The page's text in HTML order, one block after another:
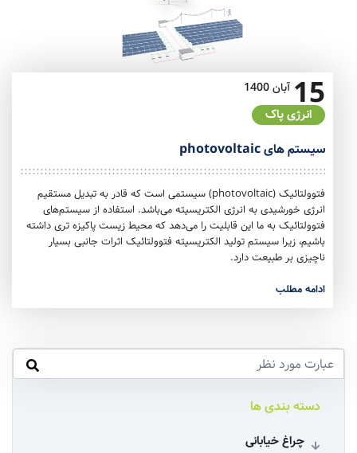
15آبان1400
انرژی پاک
سیستم های photovoltaic
فتوولتائیک (photovoltaic) سیستمی است که قادر به تبدیل مستقیم
انرژی خورشیدی به انرژی الکتریسیته می‌باشد. استفاده از سیستم‌های
فتوولتائیک به ما این قابلیت را می‌دهد که محیط زیست پاکیزه‌ تری داشته
باشیم، زیرا سیستم تولید الکتریسیته فتوولتائیک اثرات جانبی بسیار
ناچیزی بر طبیعت دارد.
ادامه مطلب
دسته بندی ها
چراغ خیابانی